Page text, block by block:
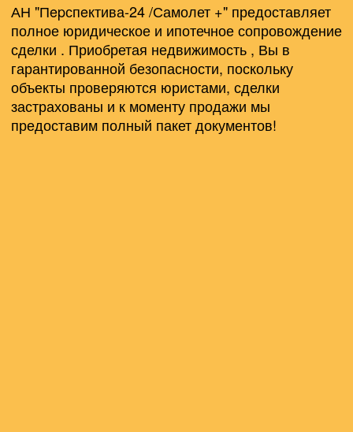
АН "Пepспeктива-24 /Самолет +" предоставляет
полное юридическое и ипотечное сопровождение
сделки . Приобретая недвижимость , Вы в
гарантированной безопасности, поскольку
объекты проверяются юристами, сделки
застрахованы и к моменту продажи мы
предоставим полный пакет документов!